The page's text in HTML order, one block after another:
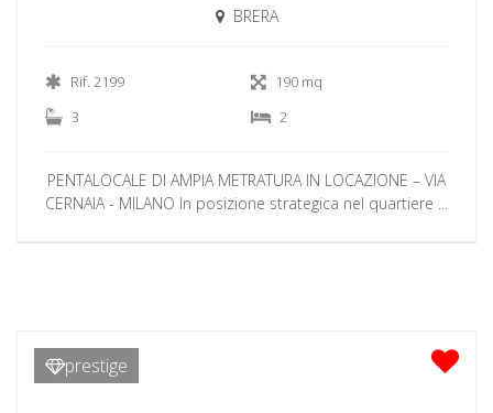
BRERA
Rif. 2199
190 mq
3
2
PENTALOCALE DI AMPIA METRATURA IN LOCAZIONE – VIA
CERNAIA - MILANO In posizione strategica nel quartiere ...
prestige